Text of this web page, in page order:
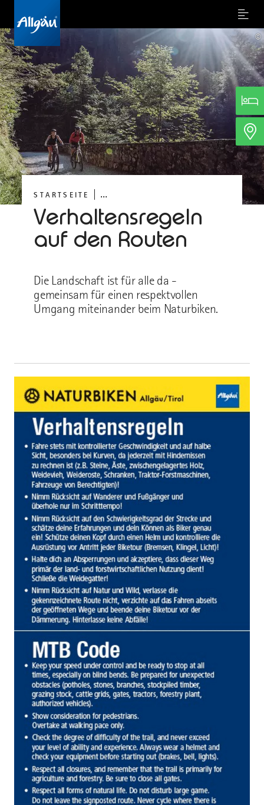
Menu
©
STARTSEITE ...
Verhaltensregeln
auf den Routen
Die Landschaft ist für alle da -
gemeinsam für einen respektvollen
Umgang miteinander beim Naturbiken.